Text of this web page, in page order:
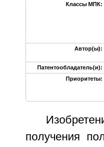
Классы МПК:
Автор(ы):
Патентообладатель(и):
Приоритеты:
получения